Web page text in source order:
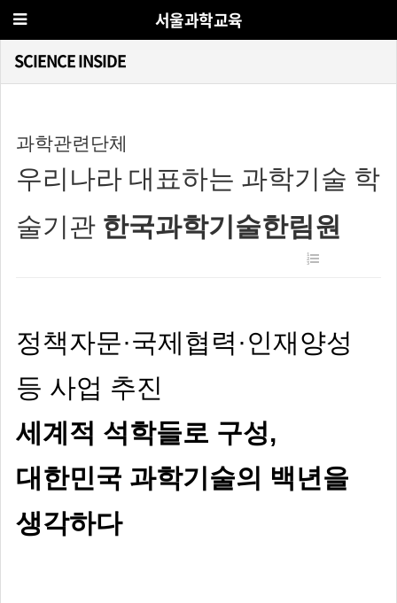
서울과학교육
SCIENCE INSIDE
과학관련단체
우리나라 대표하는 과학기술 학
술기관 한국과학기술한림원
정책자문·국제협력·인재양성
등 사업 추진
세계적 석학들로 구성,
대한민국 과학기술의 백년을
생각하다